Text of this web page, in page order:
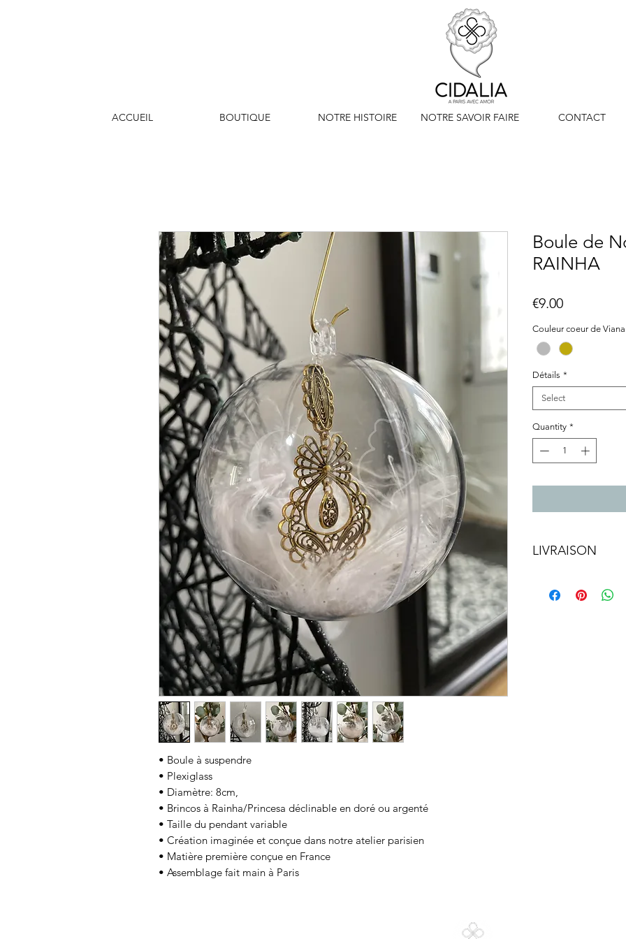
ACCUEIL BOUTIQUE NOTRE HISTOIRE NOTRE SAVOIR FAIRE CONTACT
• Boule à suspendre
• Plexiglass
• Diamètre: 8cm,
• Brincos à Rainha/Princesa déclinable en doré ou argenté
• Taille du pendant variable
• Création imaginée et conçue dans notre atelier parisien
• Matière première conçue en France
• Assemblage fait main à Paris
Boule de
RAINHA
€9.00Price
Couleur coeur de Viana
Détails *
Select
Quantity *
LIVRAISON
responsabilisons